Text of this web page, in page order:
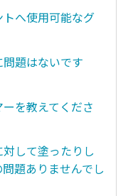
へ使用可能なグ
題はないです
を教えてくださ
して塗ったりし
題ありませんでし